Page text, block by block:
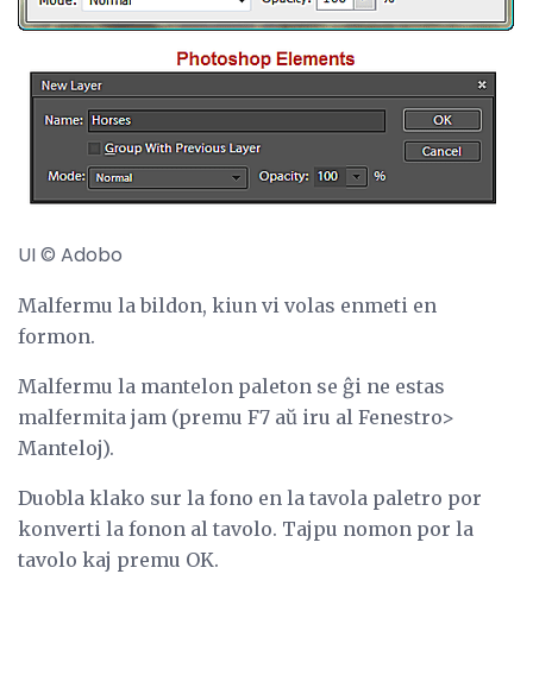
UI © Adobo
Malfermu la bildon, kiun vi volas enmeti en
formon.
Malfermu la mantelon paleton se ĝi ne estas
malfermita jam (premu F7 aŭ iru al Fenestro>
Manteloj).
Duobla klako sur la fono en la tavola paletro por
konverti la fonon al tavolo. Tajpu nomon por la
tavolo kaj premu OK.